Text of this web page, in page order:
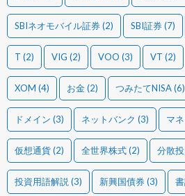
SBIネオモバイル証券(2) SBI証券(7)
T (2) VIG (2) VOO (3) VT (2)
XOM (4) お金(2) つみたてNISA(6)
ドメイン (3) ネットバンク (3) マ
仮想通貨(2) 全世界株式(2) 分散
投資用語解説 (3) 新興国債券(3)